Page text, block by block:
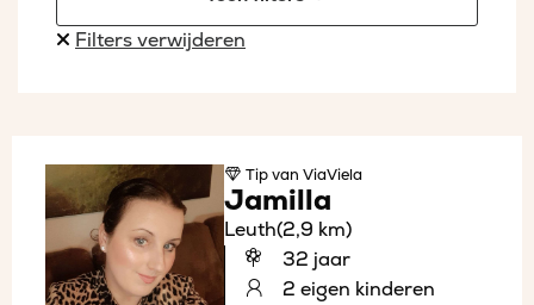
Filters verwijderen
Tipvan ViaViela
Jamilla
Leuth(2,9 km)
32 jaar
2 eigen kinderen